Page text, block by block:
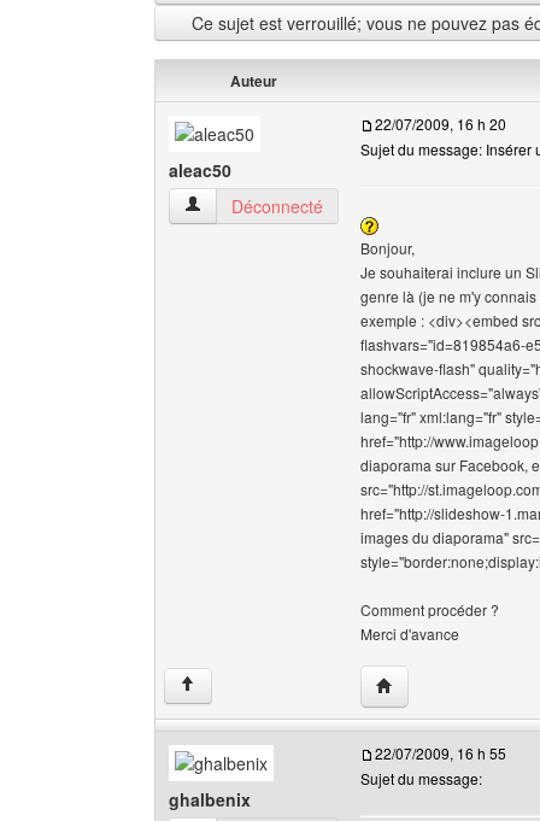
Ce sujet est verrouillé; vous ne pouvez pas
Auteur
aleac50
aleac50 Voir le profil de l'utilisateur
Déconnecté
22/07/2009, 16 h 20
Sujet du message: Insérer
Bonjour,
Je souhaiterai inclure un
genre là (je ne m'y
exemple : <div><embed
flashvars="id=819854a6-
shockwave-flash"
lang="fr" xml:lang="fr"
href="http://
diaporama sur Facebook,
src="http://
href="http://slideshow-
images du diaporama"
Comment procéder ?
Merci d'avance
↑ Visiter le site web
ghalbenix
22/07/2009, 16 h 55
Sujet du message: